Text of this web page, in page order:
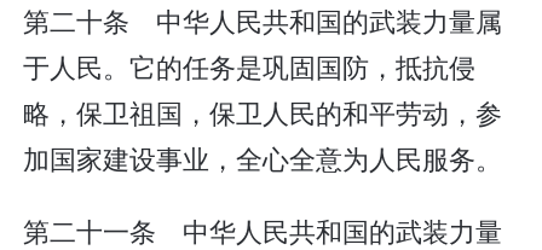
第二十条 中华人民共和国的武装力量属
于人民。它的任务是巩固国防，抵抗侵
略，保卫祖国，保卫人民的和平劳动，参
加国家建设事业，全心全意为人民服务。
第二十一条 中华人民共和国的武装力量